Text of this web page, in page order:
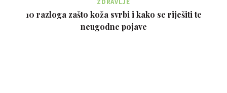
10 razloga zašto koža svrbi i kako se riješiti te
neugodne pojave